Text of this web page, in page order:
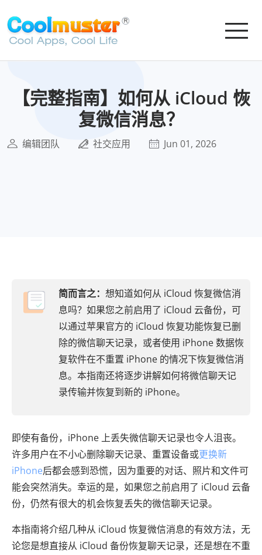
【完整指南】如何从 iCloud 恢
复微信消息？
编辑团队 社交应用 Jun 01, 2026
简而言之： 想知道如何从 iCloud 恢复微信消
息吗？如果您之前启用了 iCloud 云备份，可
以通过苹果官方的 iCloud 恢复功能恢复已删
除的微信聊天记录，或者使用 iPhone 数据恢
复软件在不重置 iPhone 的情况下恢复微信消
息。本指南还将逐步讲解如何将微信聊天记
录传输并恢复到新的 iPhone。
即使有备份，iPhone 上丢失微信聊天记录也令人沮丧。
许多用户在不小心删除聊天记录、重置设备或更换新
iPhone后都会感到恐慌，因为重要的对话、照片和文件可
能会突然消失。幸运的是，如果您之前启用了 iCloud 云备
份，仍然有很大的机会恢复丢失的微信聊天记录。
本指南将介绍几种从 iCloud 恢复微信消息的有效方法，无
论您是想直接从 iCloud 备份恢复聊天记录，还是想在不重